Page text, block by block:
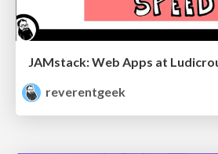
reverentgeek